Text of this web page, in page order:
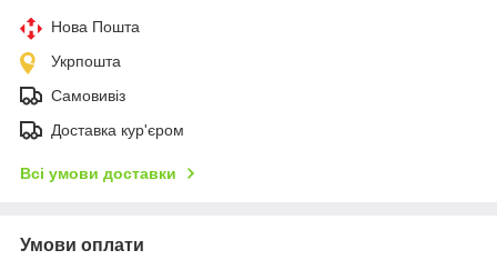
Нова Пошта
Укрпошта
Самовивіз
Доставка кур'єром
Всі умови доставки
Умови оплати